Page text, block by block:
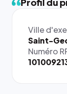
Ville
Saint-
Numéro
{# 40×40
: la taille
rendue par
`.profile-